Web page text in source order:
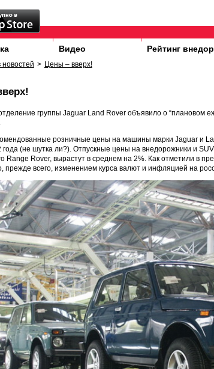
Видео Рейтинг
новостей > Цены – вверх!
группы Jaguar Land Rover объявило о “плановом
розничные цены на машины марки Jaguar и
(не шутка ли?). Отпускные цены на внедорожники и
Range Rover, вырастут в среднем на 2%. Как отметили в
прежде всего, изменением курса валют и инфляцией на